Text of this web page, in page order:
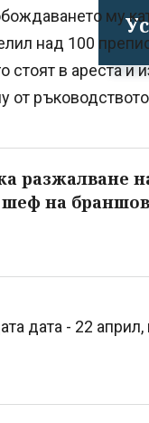
му
над 100
стоят в ареста и
от
разжалване
на
дата - 22